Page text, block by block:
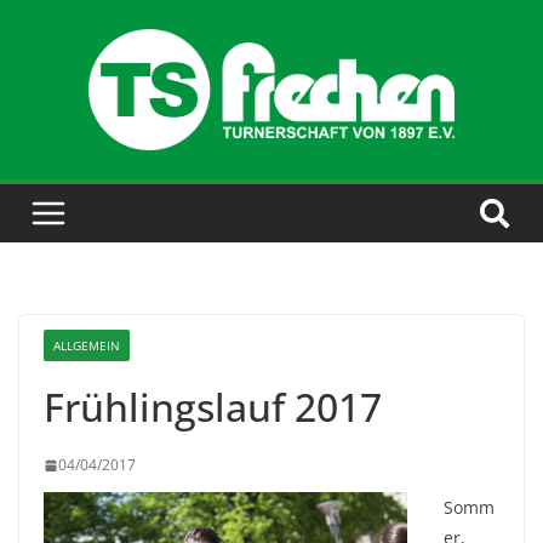
ALLGEMEIN
Frühlingslauf 2017
04/04/2017
Somm
er,